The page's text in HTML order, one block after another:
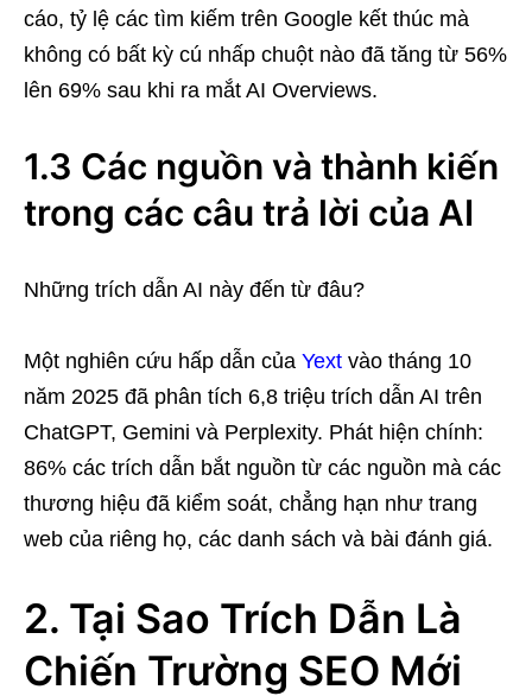
cáo, tỷ lệ các tìm kiếm trên Google kết thúc mà
không có bất kỳ cú nhấp chuột nào đã tăng từ 56%
lên 69% sau khi ra mắt AI Overviews.
1.3 Các nguồn và thành kiến
trong các câu trả lời của AI
Những trích dẫn AI này đến từ đâu?
Một nghiên cứu hấp dẫn của Yext vào tháng 10
năm 2025 đã phân tích 6,8 triệu trích dẫn AI trên
ChatGPT, Gemini và Perplexity. Phát hiện chính:
86% các trích dẫn bắt nguồn từ các nguồn mà các
thương hiệu đã kiểm soát, chẳng hạn như trang
web của riêng họ, các danh sách và bài đánh giá.
2. Tại Sao Trích Dẫn Là
Chiến Trường SEO Mới